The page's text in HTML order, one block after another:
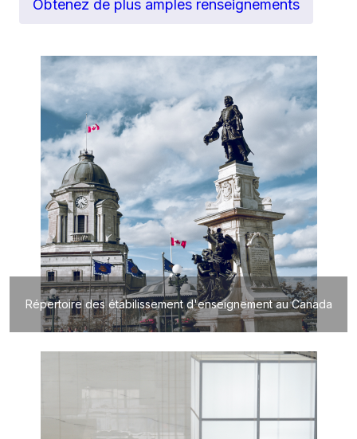
Obtenez de plus amples renseignements
Répertoire des étabilissement d'enseignement au Canada